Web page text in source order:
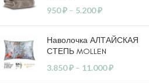
950₽ – 5.200₽
Наволочка АЛТАЙСКАЯ
СТЕПЬ MOLLEN
3.850₽ – 11.000₽